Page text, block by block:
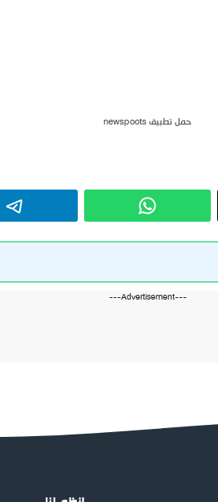
حمل تطبيق newspoots
---Advertisement---